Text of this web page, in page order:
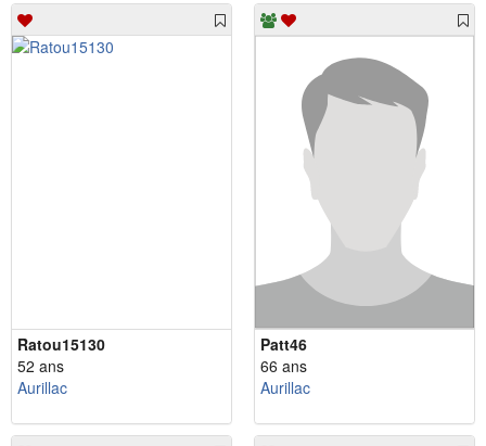
Ratou15130
52 ans
Aurillac
Patt46
66 ans
Aurillac